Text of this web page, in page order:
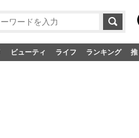
ビューティ ライフ ランキング